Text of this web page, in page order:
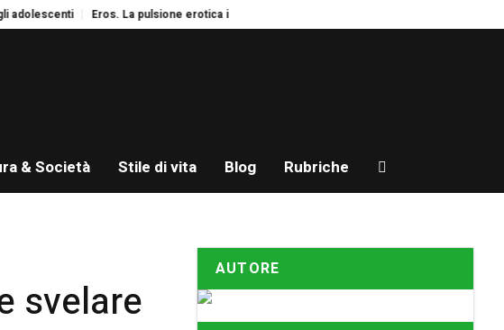
Eros. La pulsione erotica in estate
& Società Stile di vita Blog Rubriche
svelare
AUTORE